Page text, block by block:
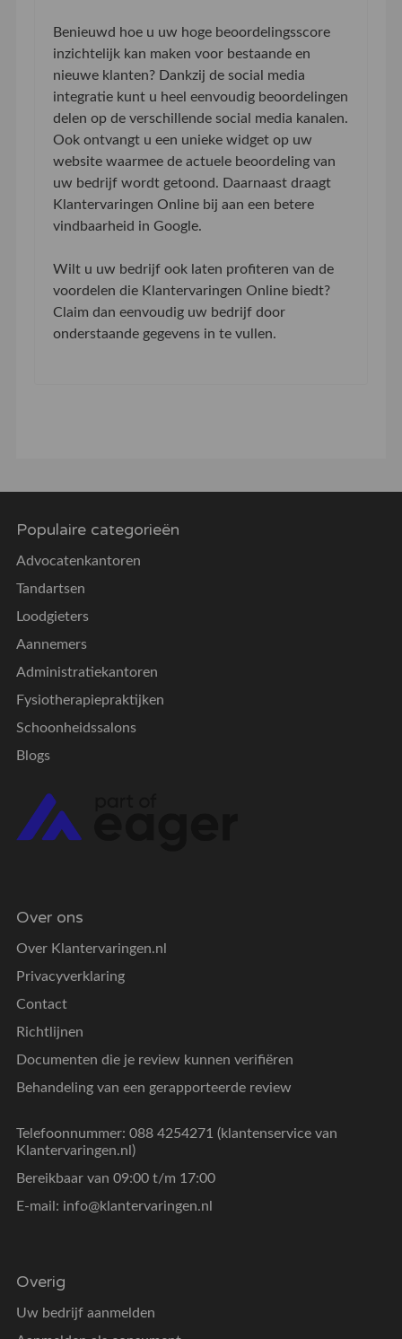
Benieuwd hoe u uw hoge beoordelingsscore
inzichtelijk kan maken voor bestaande en
nieuwe klanten? Dankzij de social media
integratie kunt u heel eenvoudig beoordelingen
delen op de verschillende social media kanalen.
Ook ontvangt u een unieke widget op uw
website waarmee de actuele beoordeling van
uw bedrijf wordt getoond. Daarnaast draagt
Klantervaringen Online bij aan een betere
vindbaarheid in Google.
Wilt u uw bedrijf ook laten profiteren van de
voordelen die Klantervaringen Online biedt?
Claim dan eenvoudig uw bedrijf door
onderstaande gegevens in te vullen.
Populaire categorieën
Advocatenkantoren
Tandartsen
Loodgieters
Aannemers
Administratiekantoren
Fysiotherapiepraktijken
Schoonheidssalons
Blogs
Over ons
Over Klantervaringen.nl
Privacyverklaring
Contact
Richtlijnen
Documenten die je review kunnen verifiëren
Behandeling van een gerapporteerde review
Telefoonnummer: 088 4254271 (klantenservice van
Klantervaringen.nl)
Bereikbaar van 09:00 t/m 17:00
E-mail: info@klantervaringen.nl
Overig
Uw bedrijf aanmelden